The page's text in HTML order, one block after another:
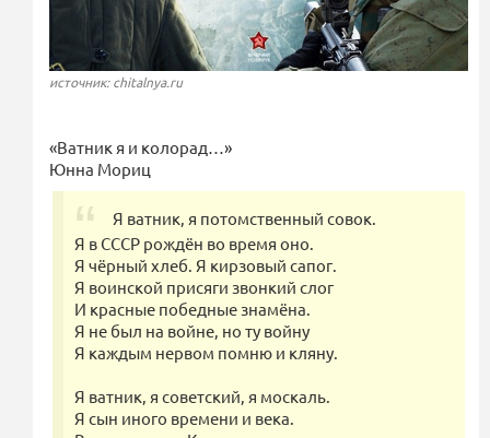
источник: chitalnya.ru
«Ватник я и колорад…»
Юнна Мориц
Я ватник, я потомственный совок.
Я в СССР рождён во время оно.
Я чёрный хлеб. Я кирзовый сапог.
Я воинской присяги звонкий слог
И красные победные знамёна.
Я не был на войне, но ту войну
Я каждым нервом помню и кляну.
Я ватник, я советский, я москаль.
Я сын иного времени и века.